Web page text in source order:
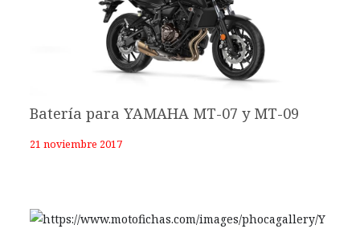
Batería para YAMAHA MT-07 y MT-09
21 noviembre 2017